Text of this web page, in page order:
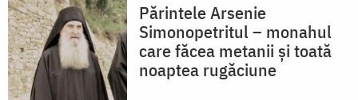
Părintele Arsenie
Simonopetritul – monahul
care făcea metanii și toată
noaptea rugăciune